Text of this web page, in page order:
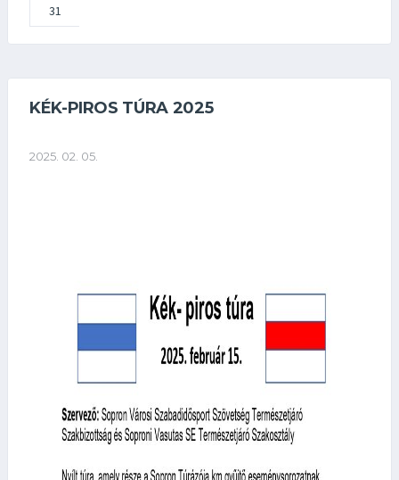
31
KÉK-PIROS TÚRA 2025
2025. 02. 05.